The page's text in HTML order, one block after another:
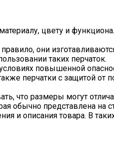
цвету и
они
таких перчаток.
повышенной
перчатки с защитой от
что размеры могут
обычно представлена на
и описания товара. В